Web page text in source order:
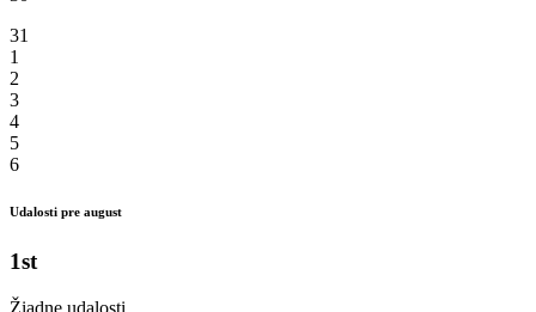
31
1
2
3
4
5
6
Udalosti pre august
1st